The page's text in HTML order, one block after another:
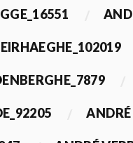
ANDRÉ